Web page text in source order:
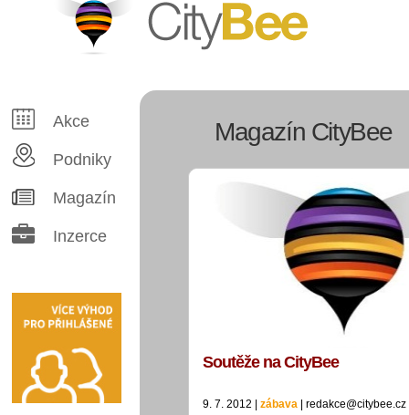
CityBee
Akce
Podniky
Magazín
Inzerce
Magazín CityBee
Soutěže na CityBee
9. 7. 2012 | zábava | redakce@citybee.cz